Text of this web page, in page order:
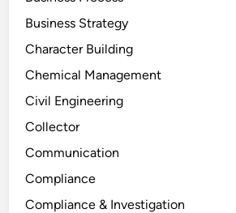
Business Strategy
Character Building
Chemical Management
Civil Engineering
Collector
Communication
Compliance
Compliance & Investigation